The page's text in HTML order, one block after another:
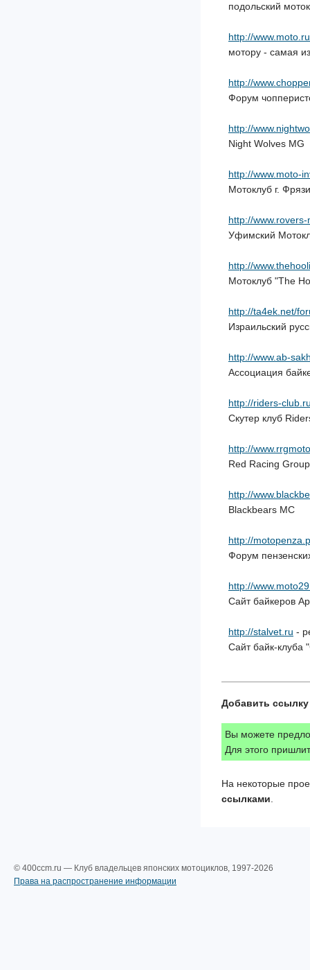
подольский
http://www.moto.ru
мотору - самая
http://
Форум
http://
Night Wolves MG
http://www.moto-
Мотоклуб г.
http://
Уфимский
http://
Мотоклуб "The
http://ta4ek.net/
Израильский
http://www.ab-
Ассоциация
http://riders-
Скутер клуб
http://
Red Racing Group
http://
Blackbears MC
http://
Форум
http://
Сайт байкеров
http://stalvet.ru -
Сайт байк-клуба
Добавить ссылку
Вы можете
Для этого
На некоторые
ссылками.
© 400ccm.ru — Клуб владельцев японских мотоциклов, 1997-2026
Права на распространение информации